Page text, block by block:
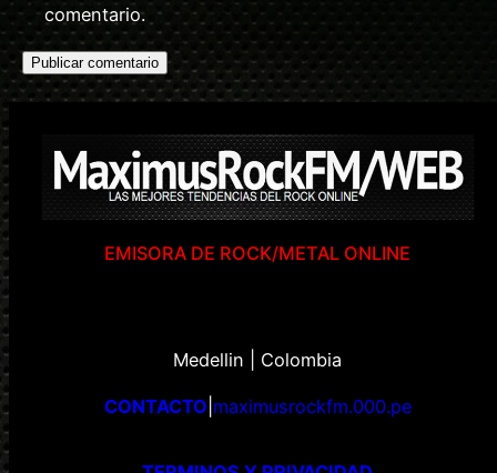
comentario.
EMISORA DE ROCK/METAL ONLINE
Medellin | Colombia
CONTACTO maximusrockfm.000.pe